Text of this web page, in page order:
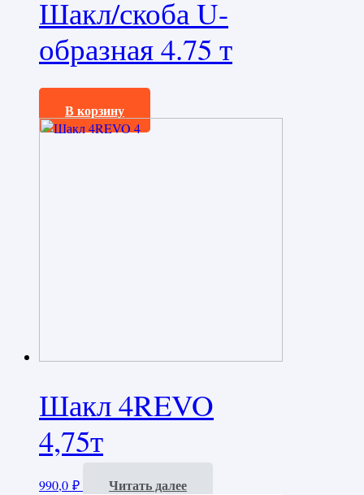
Шакл/скоба U-
образная 4.75 т
710,0₽
В корзину
Шакл 4REVO
4,75т
990,0 ₽ Читать далее